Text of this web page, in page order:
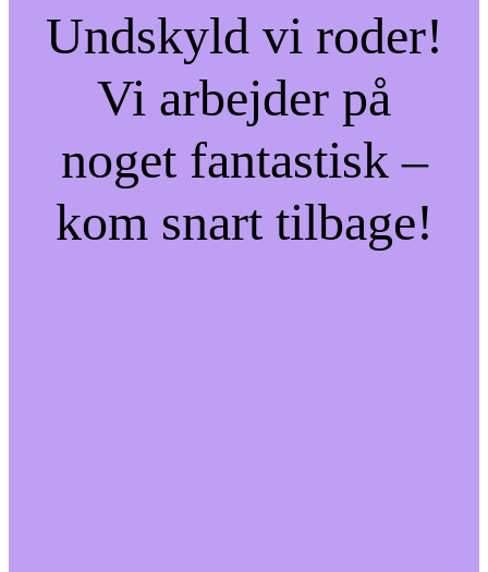
Undskyld vi roder!
Vi arbejder på
noget fantastisk –
kom snart tilbage!